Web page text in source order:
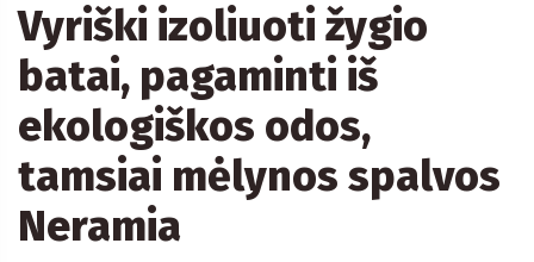
Vyriški izoliuoti žygio
batai, pagaminti iš
ekologiškos odos,
tamsiai mėlynos spalvos
Neramia